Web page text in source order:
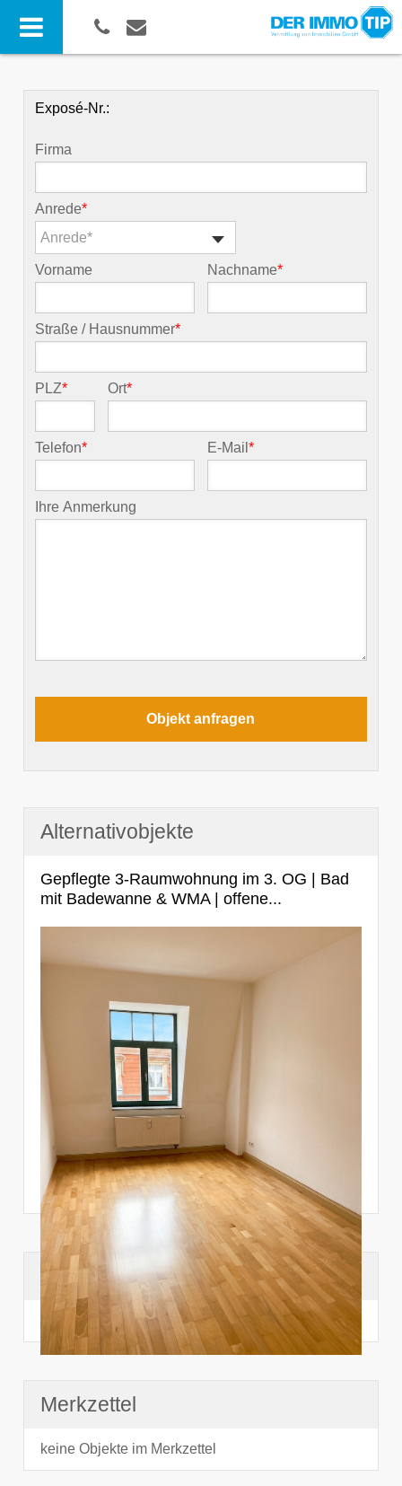
Exposé-Nr.:
Firma
Anrede*
Anrede*
Vorname Nachname*
Straße / Hausnummer*
PLZ* Ort*
Telefon* E-Mail*
Ihre Anmerkung
Alternativobjekte
Gepflegte 3-Raumwohnung im 3. OG | Bad
mit Badewanne & WMA | offene...
Suchhistorie
noch nichts angesehen
Merkzettel
keine Objekte im Merkzettel